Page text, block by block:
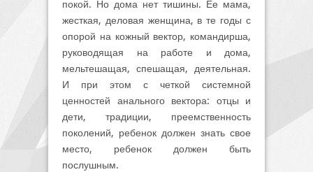
покой. Но дома нет тишины. Ее мама,
жесткая, деловая женщина, в те годы с
опорой на кожный вектор, командирша,
руководящая на работе и дома,
мельтешащая, спешащая, деятельная.
И при этом с четкой системной
ценностей анального вектора: отцы и
дети, традиции, преемственность
поколений, ребенок должен знать свое
место, ребенок должен быть
послушным.